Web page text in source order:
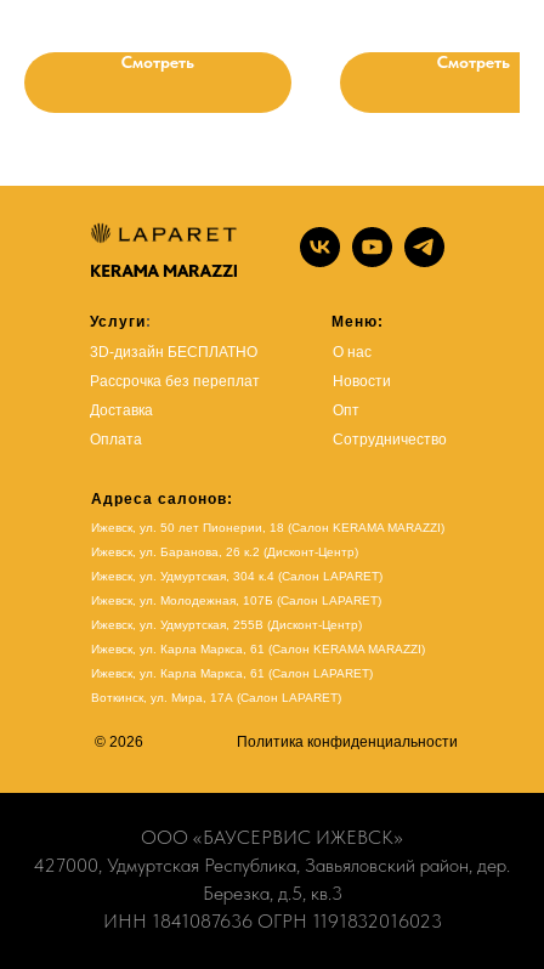
Смотреть Смотреть
Услуги:
3D-дизайн БЕСПЛАТНО
Рассрочка без переплат
Доставка
Оплата
Меню:
О нас
Новости
Опт
Сотрудничество
Адреса салонов:
Ижевск, ул. 50 лет Пионерии, 18 (Салон KERAMA MARAZZI)
Ижевск, ул. Баранова, 26 к.2 (Дисконт-Центр)
Ижевск, ул. Удмуртская, 304 к.4 (Салон LAPARET)
Ижевск, ул. Молодежная, 107Б (Салон LAPARET)
Ижевск, ул. Удмуртская, 255В (Дисконт-Центр)
Ижевск, ул. Карла Маркса, 61 (Салон KERAMA MARAZZI)
Ижевск, ул. Карла Маркса, 61 (Салон LAPARET)
Воткинск, ул. Мира, 17А (Салон LAPARET)
© 2026 Политика конфиденциальности
ООО «БАУСЕРВИС ИЖЕВСК»
427000, Удмуртская Республика, Завьяловский район, дер.
Березка, д.5, кв.3
ИНН 1841087636 ОГРН 1191832016023